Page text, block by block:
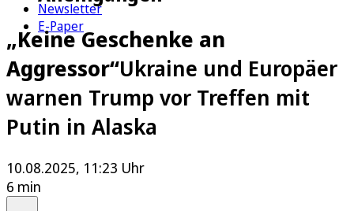
Newsletter
E-Paper
„Keine Geschenke an
Aggressor“Ukraine und Europäer
warnen Trump vor Treffen mit
Putin in Alaska
10.08.2025, 11:23 Uhr
6 min